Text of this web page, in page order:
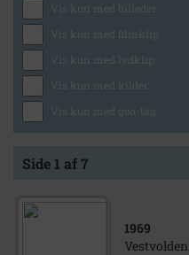
Vis kun med billeder
Vis kun med filmklip
Vis kun med lydklip
Vis kun med kilder
Vis kun med geo-tag
Side 1 af 7
1969
Vestvolden